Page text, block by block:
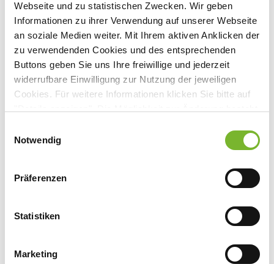
Webseite und zu statistischen Zwecken. Wir geben
Informationen zu ihrer Verwendung auf unserer Webseite
an soziale Medien weiter. Mit Ihrem aktiven Anklicken der
zu verwendenden Cookies und des entsprechenden
Buttons geben Sie uns Ihre freiwillige und jederzeit
widerrufbare Einwilligung zur Nutzung der jeweiligen
Cookies. Für weitere Informationen klicken Sie bitte auf
Datenschutzerklärung
Notwendig
Präferenzen
Statistiken
Marketing
Veranstaltungsort:
Leonardo Royal Hotel Cologne Bonn
Airport
Josef-Broicher-Str. 11, 51145 Köln
bsh medical communications GmbH
Ansprechpartner:
40591 Düsseldorf
Fax:0221 7705-8929